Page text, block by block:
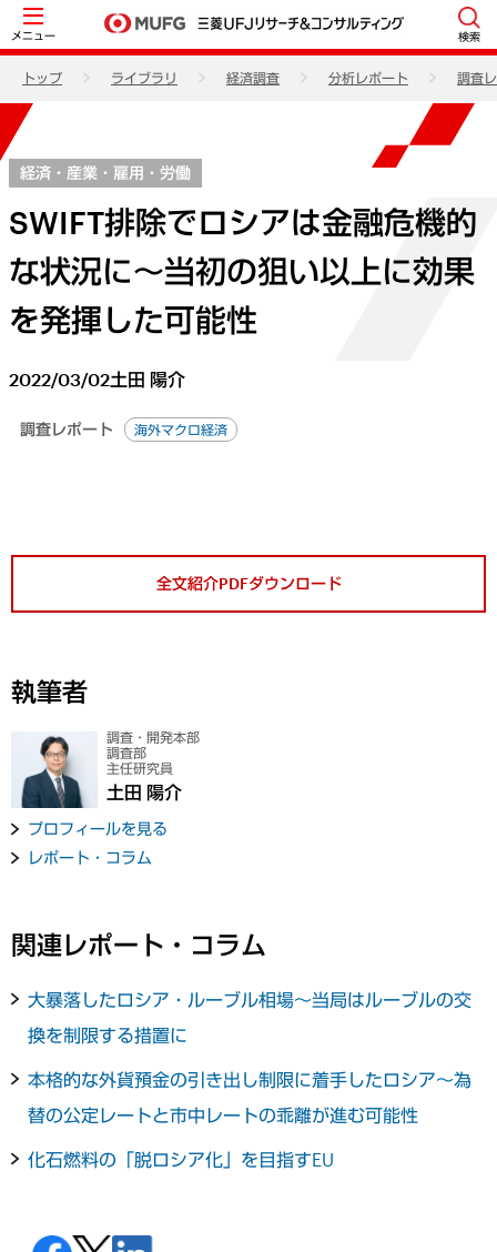
メニュー 検索
トップ ライブラリ 経済調査 分析レポート 調査
経済・産業・雇用・労働
SWIFT排除でロシアは金融危機的
な状況に～当初の狙い以上に効果
を発揮した可能性
2022/03/02土田 陽介
調査レポート 海外マクロ経済
全文紹介PDFダウンロード
執筆者
調査・開発本部
調査部
主任研究員
土田 陽介
プロフィールを見る
レポート・コラム
関連レポート・コラム
大暴落したロシア・ルーブル相場～当局はルーブルの交
換を制限する措置に
本格的な外貨預金の引き出し制限に着手したロシア～為
替の公定レートと市中レートの乖離が進む可能性
化石燃料の「脱ロシア化」を目指すEU